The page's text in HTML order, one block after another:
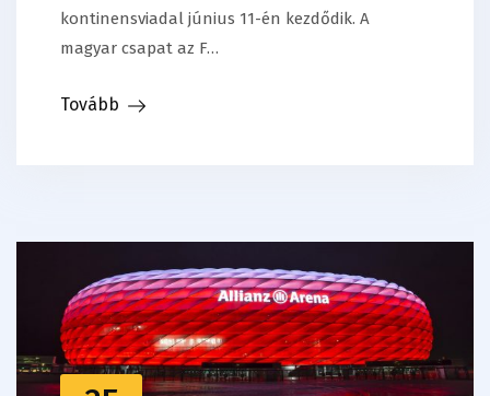
kontinensviadal június 11-én kezdődik. A
magyar csapat az F…
Tovább